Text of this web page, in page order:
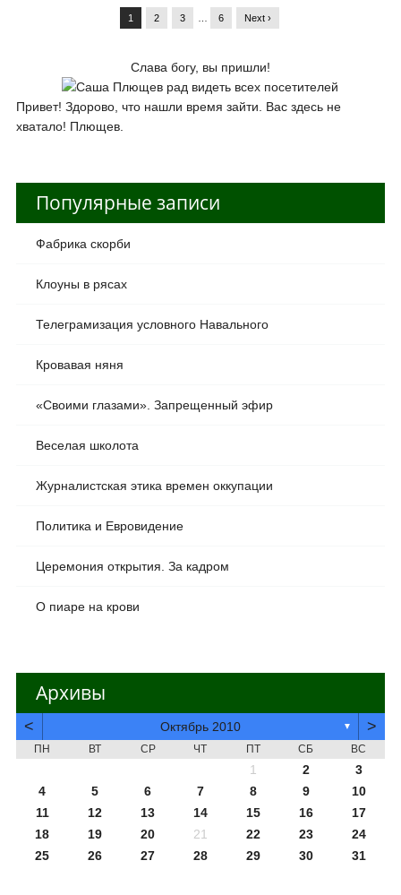
1 2 3 6 Next ›
Слава богу, вы пришли!
Привет! Здорово, что нашли время зайти. Вас здесь не
хватало! Плющев.
Популярные записи
Фабрика скорби
Клоуны в рясах
Телеграмизация условного Навального
Кровавая няня
«Своими глазами». Запрещенный эфир
Веселая школота
Журналистская этика времен оккупации
Политика и Евровидение
Церемония открытия. За кадром
О пиаре на крови
Архивы
< Октябрь 2010 ▼ >
ПН ВТ СР ЧТ ПТ СБ ВС
1 2
3
4
5 6 7 8 9
10
11
12 13 14 15 16
17
18
19 20 21 22 23
24
25
26 27 28 29 30 31